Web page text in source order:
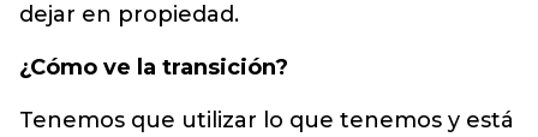
dejar en propiedad.
¿Cómo ve la transición?
Tenemos que utilizar lo que tenemos y está